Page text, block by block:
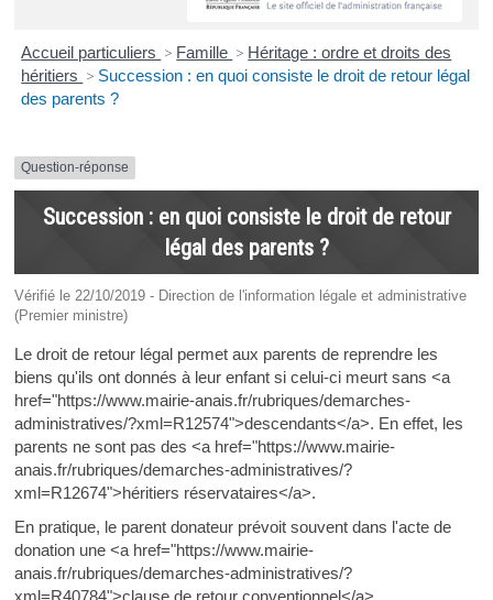
Accueil particuliers > Famille > Héritage : ordre et droits des
héritiers > Succession : en quoi consiste le droit de retour légal
des parents ?
Question-réponse
Succession : en quoi consiste le droit de retour
légal des parents ?
Vérifié le 22/10/2019 - Direction de l'information légale et administrative
(Premier ministre)
Le droit de retour légal permet aux parents de reprendre les
biens qu'ils ont donnés à leur enfant si celui-ci meurt sans <a
href="https://www.mairie-anais.fr/rubriques/demarches-
administratives/?xml=R12574">descendants</a>. En effet, les
parents ne sont pas des <a href="https://www.mairie-
anais.fr/rubriques/demarches-administratives/?
xml=R12674">héritiers réservataires</a>.
En pratique, le parent donateur prévoit souvent dans l'acte de
donation une <a href="https://www.mairie-
anais.fr/rubriques/demarches-administratives/?
xml=R40784">clause de retour conventionnel</a>.